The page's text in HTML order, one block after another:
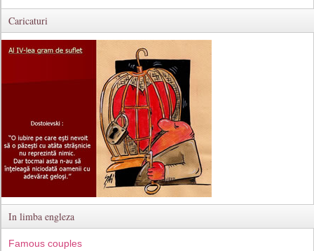
Caricaturi
In limba engleza
Famous couples